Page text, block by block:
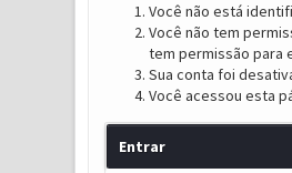
Você não está
Você não tem
tem permissão para
Sua conta foi
Você acessou esta
Entrar